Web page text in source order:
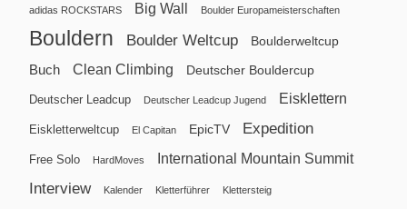
adidas ROCKSTARS Big Wall Boulder Europameisterschaften
Bouldern Boulder Weltcup Boulderweltcup
Buch Clean Climbing Deutscher Bouldercup
Deutscher Leadcup Deutscher Leadcup Jugend Eisklettern
Eiskletterweltcup El Capitan EpicTV Expedition
Free Solo HardMoves International Mountain Summit
Interview Kalender Kletterführer Klettersteig